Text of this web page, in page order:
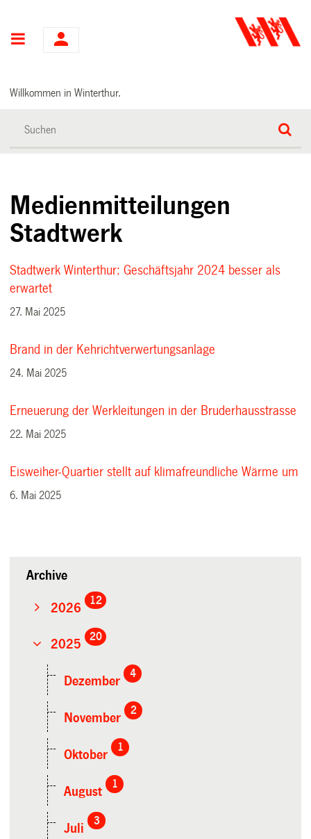
Hauptnavigation
Willkommen in Winterthur.
Medienmitteilungen
Stadtwerk
Stadtwerk Winterthur: Geschäftsjahr 2024 besser als
erwartet
27. Mai 2025
Brand in der Kehrichtverwertungsanlage
24. Mai 2025
Erneuerung der Werkleitungen in der Bruderhausstrasse
22. Mai 2025
Eisweiher-Quartier stellt auf klimafreundliche Wärme um
6. Mai 2025
Archive
2026
12
2025
20
Dezember
4
November
2
Oktober
1
August
1
Juli
3